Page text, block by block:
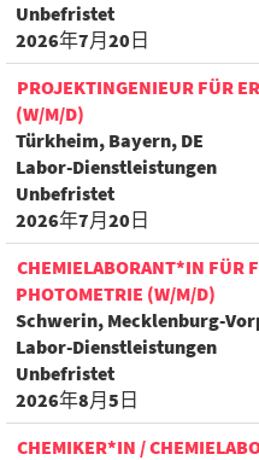
Unbefristet
2026年7月20日
PROJEKTINGENIEUR FÜR
(W/M/D)
Türkheim, Bayern, DE
Labor-Dienstleistungen
Unbefristet
2026年7月20日
CHEMIELABORANT*IN FÜR
PHOTOMETRIE (W/M/D)
Schwerin, Mecklenburg-
Labor-Dienstleistungen
Unbefristet
2026年8月5日
CHEMIKER*IN /